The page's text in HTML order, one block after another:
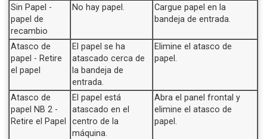
Sin Papel -
papel de
recambio
No hay papel.
Cargue papel en la
bandeja de entrada.
Atasco de
papel - Retire
el papel
El papel se ha
atascado cerca de
la bandeja de
entrada.
Elimine el atasco de
papel.
Atasco de
papel NB 2 -
Retire el Papel
El papel está
atascado en el
centro de la
máquina.
Abra el panel frontal y
elimine el atasco de
papel.